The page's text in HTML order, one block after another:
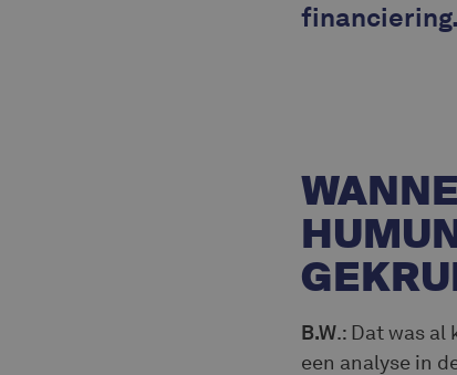
financiering.
B.W.: Dat was
een analyse in